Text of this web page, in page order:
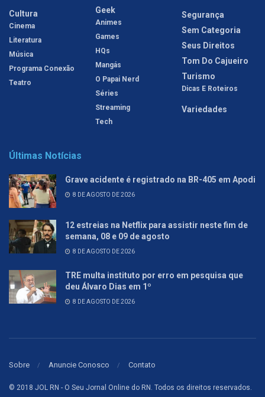
Cultura
Cinema
Literatura
Música
Programa Conexão
Teatro
Geek
Animes
Games
HQs
Mangás
O Papai Nerd
Séries
Streaming
Tech
Segurança
Sem Categoria
Seus Direitos
Tom Do Cajueiro
Turismo
Dicas E Roteiros
Variedades
Últimas Notícias
Grave acidente é registrado na BR-405 em Apodi
8 DE AGOSTO DE 2026
12 estreias na Netflix para assistir neste fim de
semana, 08 e 09 de agosto
8 DE AGOSTO DE 2026
TRE multa instituto por erro em pesquisa que
deu Álvaro Dias em 1º
8 DE AGOSTO DE 2026
Sobre Anuncie Conosco Contato
© 2018 JOL RN - O Seu Jornal Online do RN. Todos os direitos reservados.